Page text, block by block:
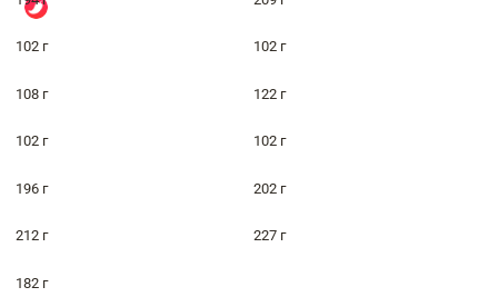
102 г 102 г
108 г 122 г
102 г 102 г
196 г 202 г
212 г 227 г
182 г